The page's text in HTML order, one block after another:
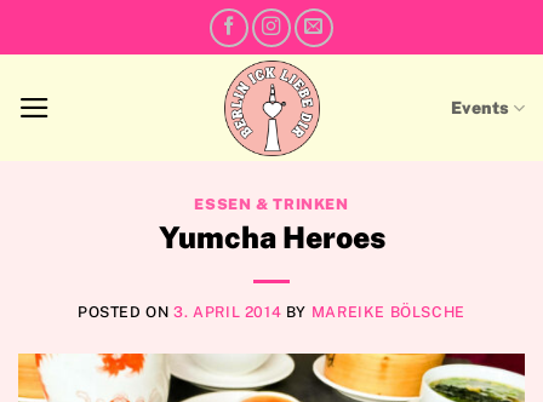
to
Events
ESSEN & TRINKEN
Yumcha Heroes
POSTED ON3. APRIL 2014 BY MAREIKE BÖLSCHE